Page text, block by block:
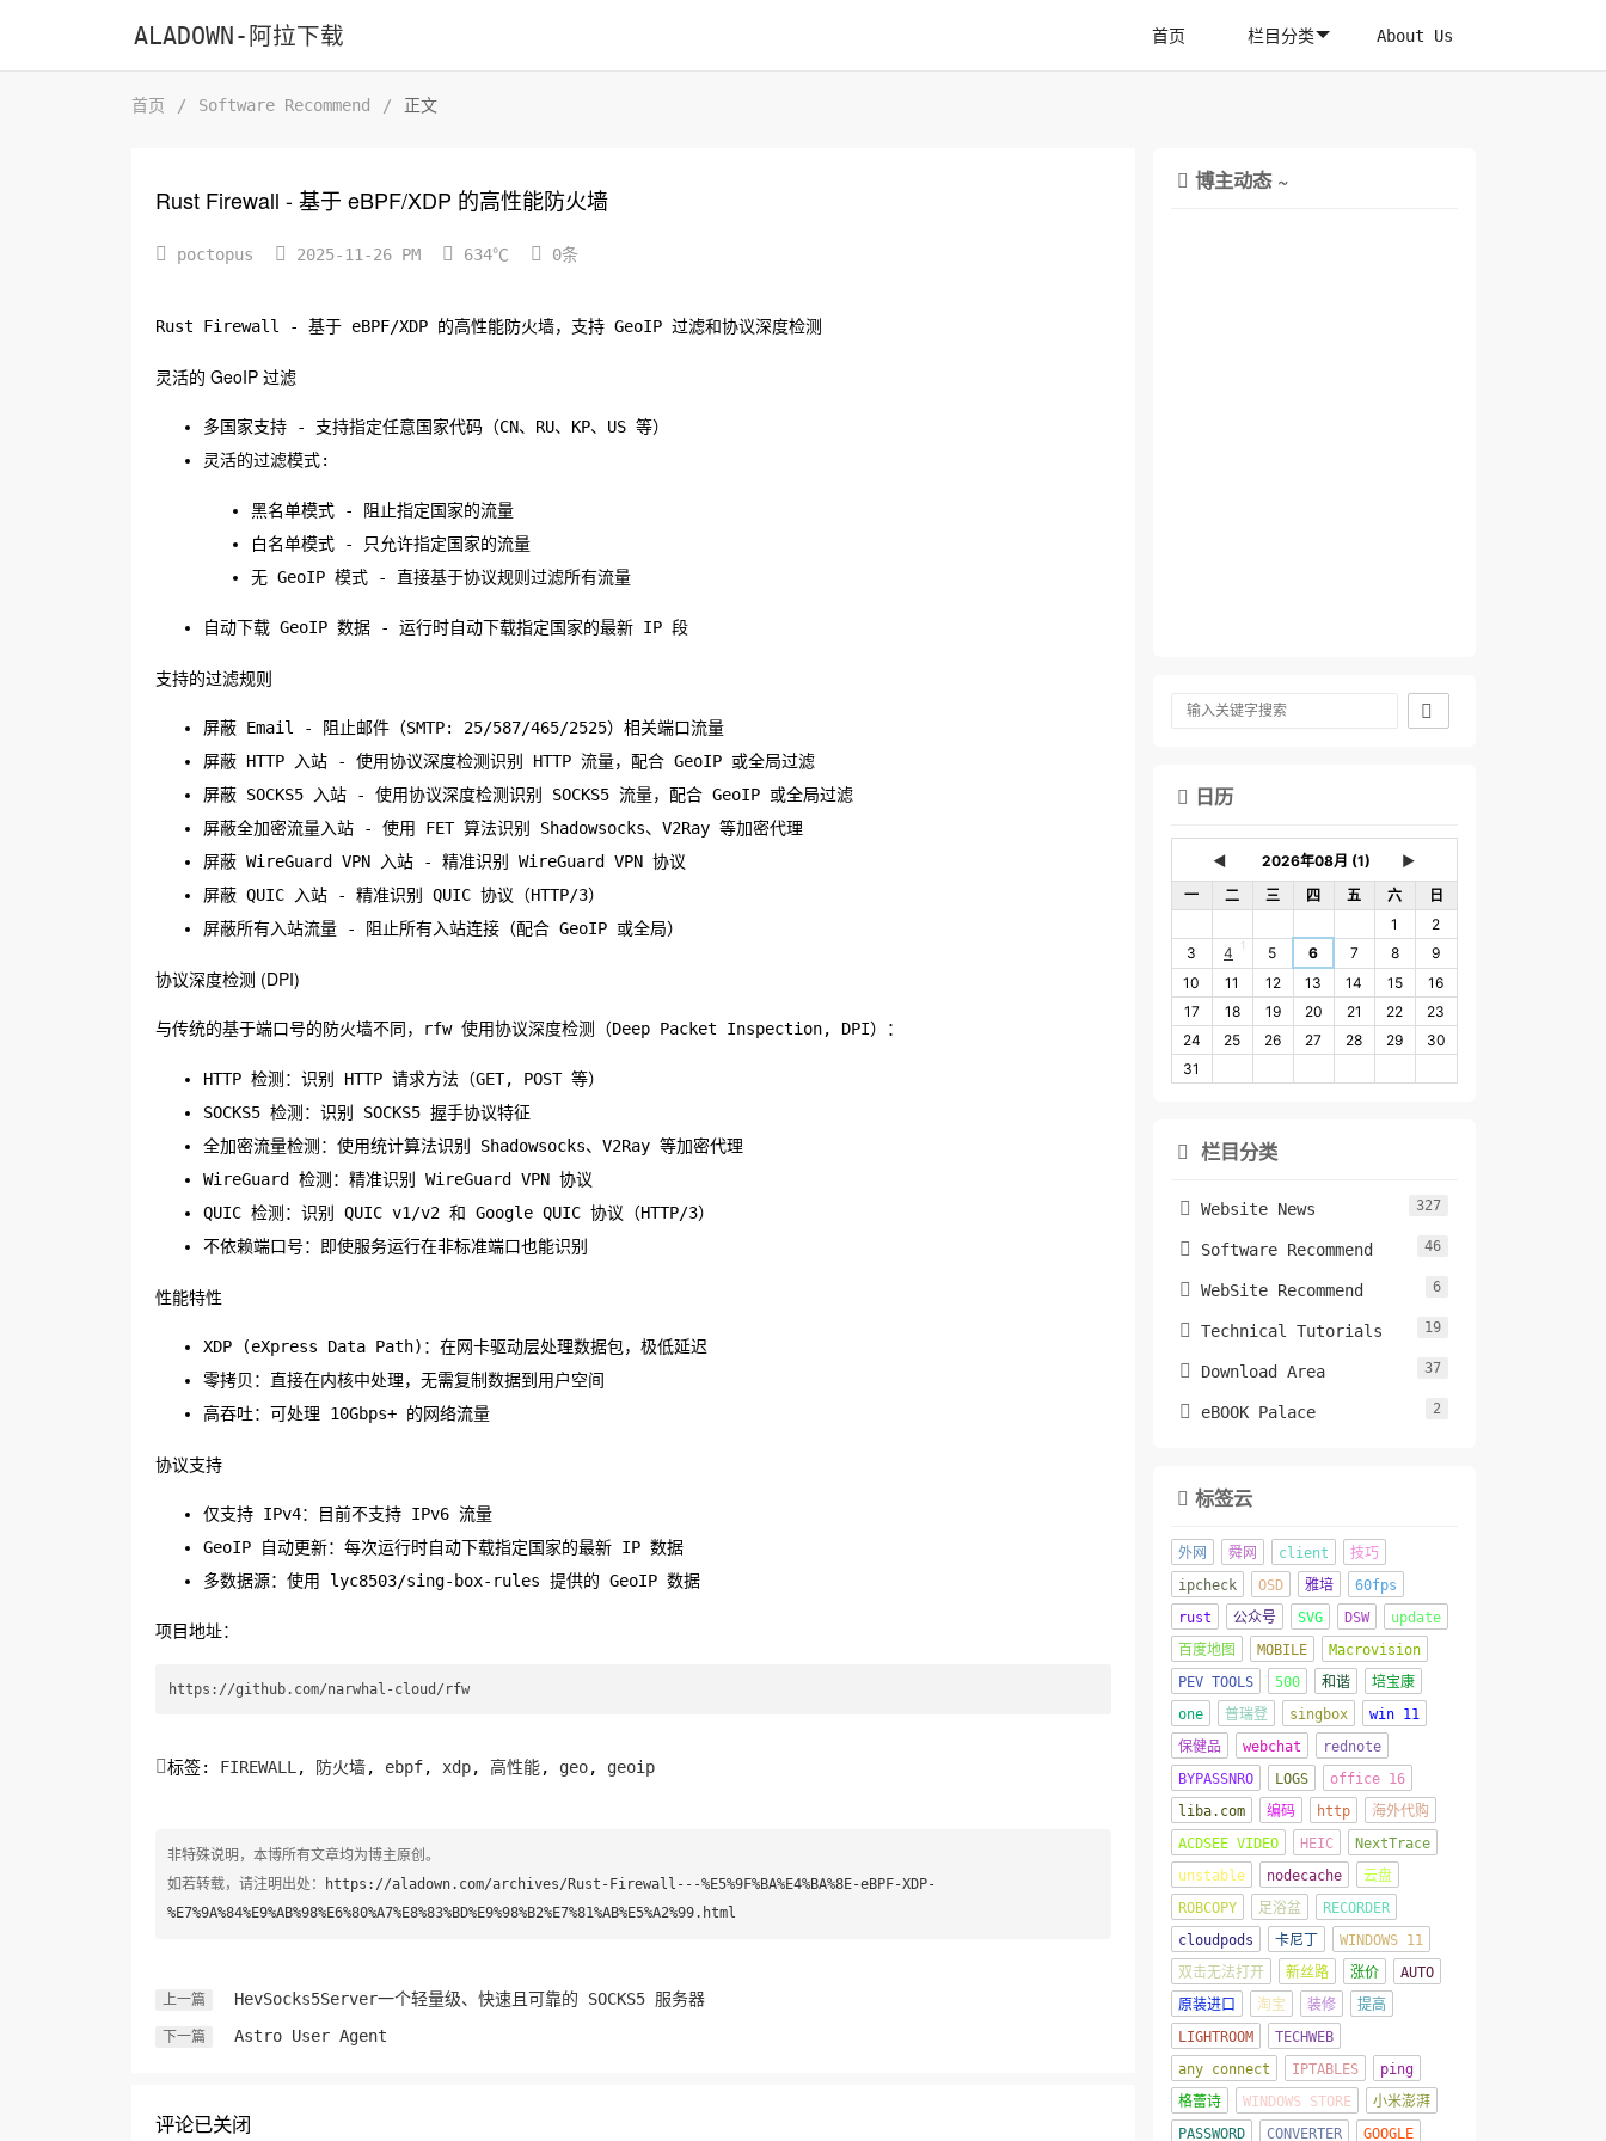
ALADOWN-阿拉下载 首页 栏目分类 About Us
首页 / Software Recommend / 正文
Rust Firewall - 基于 eBPF/XDP 的高性能防火墙
 poctopus  2025-11-26 PM  634℃  0条
Rust Firewall - 基于 eBPF/XDP 的高性能防火墙，支持 GeoIP 过滤和协议深度检测
灵活的 GeoIP 过滤
多国家支持 - 支持指定任意国家代码（CN、RU、KP、US 等）
灵活的过滤模式:
黑名单模式 - 阻止指定国家的流量
白名单模式 - 只允许指定国家的流量
无 GeoIP 模式 - 直接基于协议规则过滤所有流量
自动下载 GeoIP 数据 - 运行时自动下载指定国家的最新 IP 段
支持的过滤规则
屏蔽 Email - 阻止邮件（SMTP: 25/587/465/2525）相关端口流量
屏蔽 HTTP 入站 - 使用协议深度检测识别 HTTP 流量，配合 GeoIP 或全局过滤
屏蔽 SOCKS5 入站 - 使用协议深度检测识别 SOCKS5 流量，配合 GeoIP 或全局过滤
屏蔽全加密流量入站 - 使用 FET 算法识别 Shadowsocks、V2Ray 等加密代理
屏蔽 WireGuard VPN 入站 - 精准识别 WireGuard VPN 协议
屏蔽 QUIC 入站 - 精准识别 QUIC 协议（HTTP/3）
屏蔽所有入站流量 - 阻止所有入站连接（配合 GeoIP 或全局）
协议深度检测 (DPI)
与传统的基于端口号的防火墙不同，rfw 使用协议深度检测（Deep Packet Inspection, DPI）：
HTTP 检测：识别 HTTP 请求方法（GET, POST 等）
SOCKS5 检测：识别 SOCKS5 握手协议特征
全加密流量检测：使用统计算法识别 Shadowsocks、V2Ray 等加密代理
WireGuard 检测：精准识别 WireGuard VPN 协议
QUIC 检测：识别 QUIC v1/v2 和 Google QUIC 协议（HTTP/3）
不依赖端口号：即使服务运行在非标准端口也能识别
性能特性
XDP (eXpress Data Path)：在网卡驱动层处理数据包，极低延迟
零拷贝：直接在内核中处理，无需复制数据到用户空间
高吞吐：可处理 10Gbps+ 的网络流量
协议支持
仅支持 IPv4：目前不支持 IPv6 流量
GeoIP 自动更新：每次运行时自动下载指定国家的最新 IP 数据
多数据源：使用 lyc8503/sing-box-rules 提供的 GeoIP 数据
项目地址：
https://github.com/narwhal-cloud/rfw
标签: FIREWALL, 防火墙, ebpf, xdp, 高性能, geo, geoip
非特殊说明，本博所有文章均为博主原创。
如若转载，请注明出处：
https://aladown.com/archives/Rust-Firewall---%E5%9F%BA%E4%BA%8E-eBPF-XDP-
%E7%9A%84%E9%AB%98%E6%80%A7%E8%83%BD%E9%98%B2%E7%81%AB%E5%A2%99.html
上一篇 HevSocks5Server一个轻量级、快速且可靠的 SOCKS5 服务器
下一篇 Astro User Agent
评论已关闭
 博主动态 ~

 日历
◄
►
一
二 三 四 五 六
日
1
2
3
4 1 5 6 7 8
9
10
11 12 13 14 15
16
17
18 19 20 21 22
23
24
25 26 27 28 29
30
31
 栏目分类
 Website News 327
 Software Recommend 46
 WebSite Recommend 6
 Technical Tutorials 19
 Download Area 37
 eBOOK Palace 2
 标签云
外网 舜网 client
技巧
ipcheck
OSD 雅培
60fps
rust
公众号 SVG DSW
update
百度地图
MOBILE
Macrovision
PEV TOOLS
500 和谐
培宝康
one
普瑞登 singbox
win 11
保健品
webchat
rednote
BYPASSNRO
LOGS
office 16
liba.com
编码 http
海外代购
ACDSEE VIDEO
HEIC
NextTrace
unstable
nodecache
云盘
ROBCOPY
足浴盆
RECORDER
cloudpods
卡尼丁
WINDOWS 11
双击无法打开
新丝路 涨价
AUTO
原装进口
淘宝 装修
提高
LIGHTROOM
TECHWEB
any connect
IPTABLES
ping
格蕾诗
WINDOWS STORE
小米澎湃
PASSWORD
CONVERTER GOOGLE